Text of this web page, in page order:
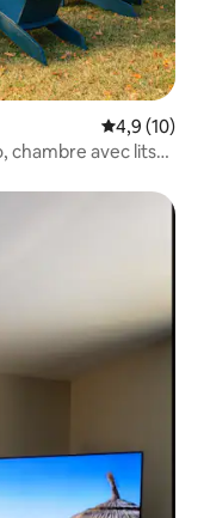
Évaluation
4,9 (10)
chambre avec lits